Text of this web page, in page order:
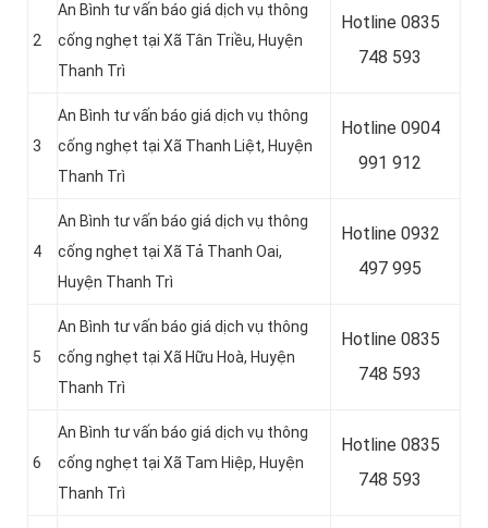
2
An Bình tư vấn báo giá dịch vụ thông
cống nghẹt tại Xã Tân Triều, Huyện
Thanh Trì
Hotline 0835
748 593
3
An Bình tư vấn báo giá dịch vụ thông
cống nghẹt tại Xã Thanh Liệt, Huyện
Thanh Trì
Hotline 0904
991 912
4
An Bình tư vấn báo giá dịch vụ thông
cống nghẹt tại Xã Tả Thanh Oai,
Huyện Thanh Trì
Hotline 0932
497 995
5
An Bình tư vấn báo giá dịch vụ thông
cống nghẹt tại Xã Hữu Hoà, Huyện
Thanh Trì
Hotline 0835
748 593
6
An Bình tư vấn báo giá dịch vụ thông
cống nghẹt tại Xã Tam Hiệp, Huyện
Thanh Trì
Hotline 0835
748 593